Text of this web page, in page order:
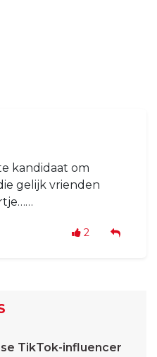
kandidaat om
gelijk vrienden
2
TikTok-influencer